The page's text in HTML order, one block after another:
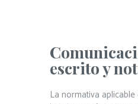
escrito y
La normativa